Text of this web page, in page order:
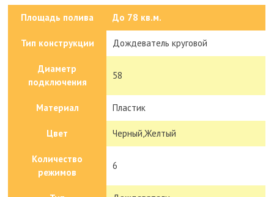
Площадь полива До 78 кв.м.
Тип конструкции Дождеватель круговой
Диаметр
подключения
58
Материал Пластик
Цвет Черный,Желтый
Количество
режимов
6